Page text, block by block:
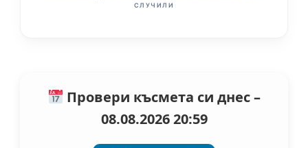
СЛУЧИЛИ
Провери късмета си днес –
08.08.2026 20:59